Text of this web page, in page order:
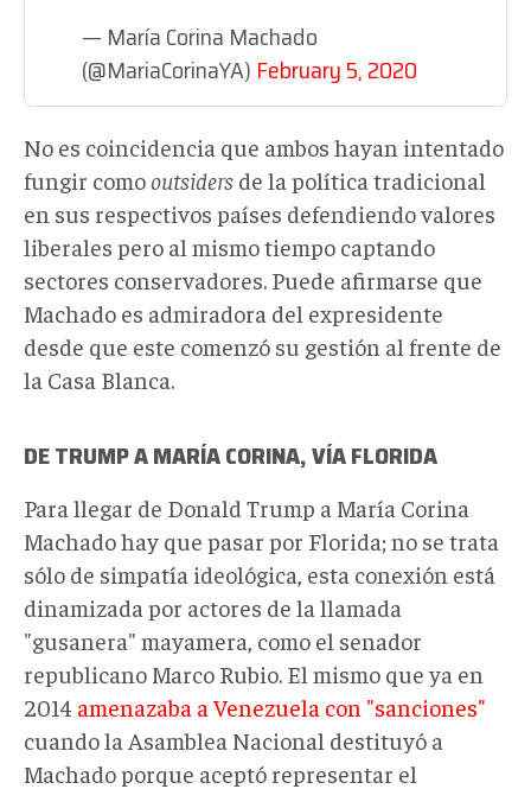
— María Corina Machado
(@MariaCorinaYA) February 5, 2020
No es coincidencia que ambos hayan intentado
fungir comooutsiders de la política tradicional
en sus respectivos países defendiendo valores
liberales pero al mismo tiempo captando
sectores conservadores. Puede afirmarse que
Machado es admiradora del expresidente
desde que este comenzó su gestión al frente de
la Casa Blanca.
DE TRUMP A MARÍA CORINA, VÍA FLORIDA
Para llegar de Donald Trump a María Corina
Machado hay que pasar por Florida; no se trata
sólo de simpatía ideológica, esta conexión está
dinamizada por actores de la llamada
"gusanera" mayamera, como el senador
republicano Marco Rubio. El mismo que ya en
2014 amenazaba a Venezuela con "sanciones"
cuando la Asamblea Nacional destituyó a
Machado porque aceptó representar el